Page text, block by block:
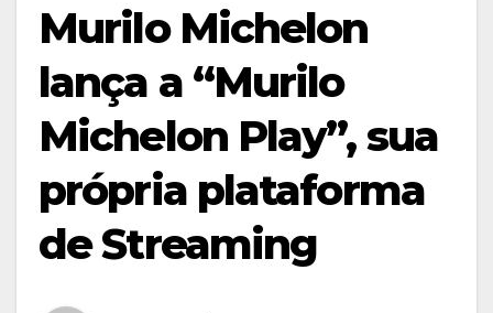
Murilo Michelon
lança a “Murilo
Michelon Play”, sua
própria plataforma
de Streaming